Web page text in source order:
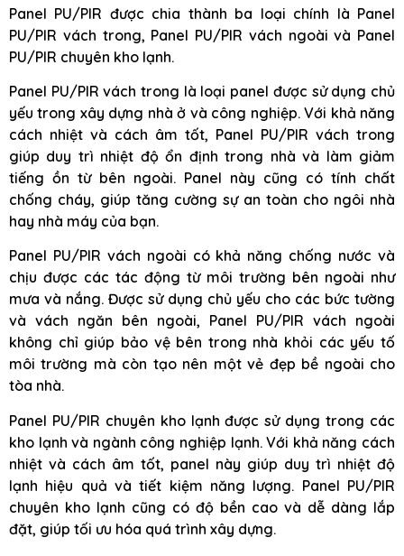
Panel PU/PIR được chia thành ba loại chính là Panel
PU/PIR vách trong, Panel PU/PIR vách ngoài và Panel
PU/PIR chuyên kho lạnh.
Panel PU/PIR vách trong là loại panel được sử dụng chủ
yếu trong xây dựng nhà ở và công nghiệp. Với khả năng
cách nhiệt và cách âm tốt, Panel PU/PIR vách trong
giúp duy trì nhiệt độ ổn định trong nhà và làm giảm
tiếng ồn từ bên ngoài. Panel này cũng có tính chất
chống cháy, giúp tăng cường sự an toàn cho ngôi nhà
hay nhà máy của bạn.
Panel PU/PIR vách ngoài có khả năng chống nước và
chịu được các tác động từ môi trường bên ngoài như
mưa và nắng. Được sử dụng chủ yếu cho các bức tường
và vách ngăn bên ngoài, Panel PU/PIR vách ngoài
không chỉ giúp bảo vệ bên trong nhà khỏi các yếu tố
môi trường mà còn tạo nên một vẻ đẹp bề ngoài cho
tòa nhà.
Panel PU/PIR chuyên kho lạnh được sử dụng trong các
kho lạnh và ngành công nghiệp lạnh. Với khả năng cách
nhiệt và cách âm tốt, panel này giúp duy trì nhiệt độ
lạnh hiệu quả và tiết kiệm năng lượng. Panel PU/PIR
chuyên kho lạnh cũng có độ bền cao và dễ dàng lắp
đặt, giúp tối ưu hóa quá trình xây dựng.